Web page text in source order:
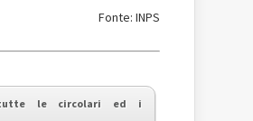
Fonte: INPS
le circolari ed i